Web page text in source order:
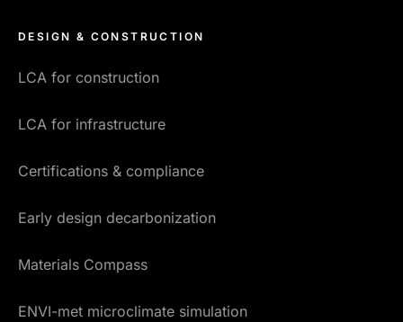
DESIGN & CONSTRUCTION
LCA for construction
LCA for infrastructure
Certifications & compliance
Early design decarbonization
Materials Compass
ENVI-met microclimate simulation